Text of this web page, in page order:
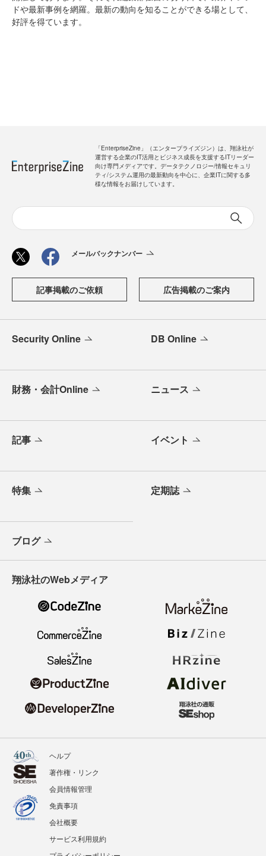
ドや最新事例を網羅。最新の動向を知ることができる場として、
好評を得ています。
「EnterpriseZine」（エンタープライズジン）は、翔泳社が
運営する企業のIT活用とビジネス成長を支援するITリーダー
向け専門メディアです。データテクノロジー/情報セキュリ
ティ/システム運用の最新動向を中心に、企業ITに関する多
様な情報をお届けしています。
メールバックナンバー
記事掲載のご依頼 広告掲載のご案内
Security Online DB Online
財務・会計Online ニュース
記事 イベント
特集 定期誌
ブログ
翔泳社のWebメディア
ヘルプ
著作権・リンク
会員情報管理
免責事項
会社概要
サービス利用規約